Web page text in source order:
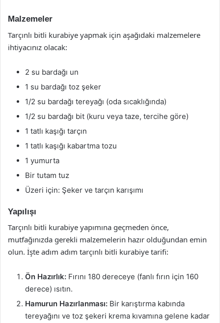
Malzemeler
Tarçınlı bitli kurabiye yapmak için aşağıdaki malzemelere
ihtiyacınız olacak:
2 su bardağı un
1 su bardağı toz şeker
1/2 su bardağı tereyağı (oda sıcaklığında)
1/2 su bardağı bit (kuru veya taze, tercihe göre)
1 tatlı kaşığı tarçın
1 tatlı kaşığı kabartma tozu
1 yumurta
Bir tutam tuz
Üzeri için: Şeker ve tarçın karışımı
Yapılışı
Tarçınlı bitli kurabiye yapımına geçmeden önce,
mutfağınızda gerekli malzemelerin hazır olduğundan emin
olun. İşte adım adım tarçınlı bitli kurabiye tarifi:
Ön Hazırlık: Fırını 180 dereceye (fanlı fırın için 160
derece) ısıtın.
Hamurun Hazırlanması: Bir karıştırma kabında
tereyağını ve toz şekeri krema kıvamına gelene kadar